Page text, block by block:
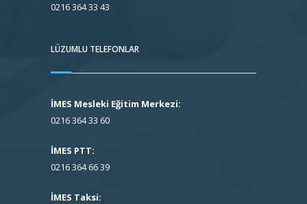
0216 364 33 43
LÜZUMLU TELEFONLAR
İMES Mesleki Eğitim Merkezi:
0216 364 33 60
İMES PTT:
0216 364 66 39
İMES Taksi: